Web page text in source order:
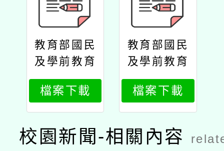
教育部國民
及學前教育
署委請國立
東華大學辦
理「十二年
課綱原住民
族教育議題
檔案下載
教育部國民
及學前教育
署委請國立
東華大學辦
理「十二年
課綱原住民
族教育議題
檔案下載
校園新聞-相關內容